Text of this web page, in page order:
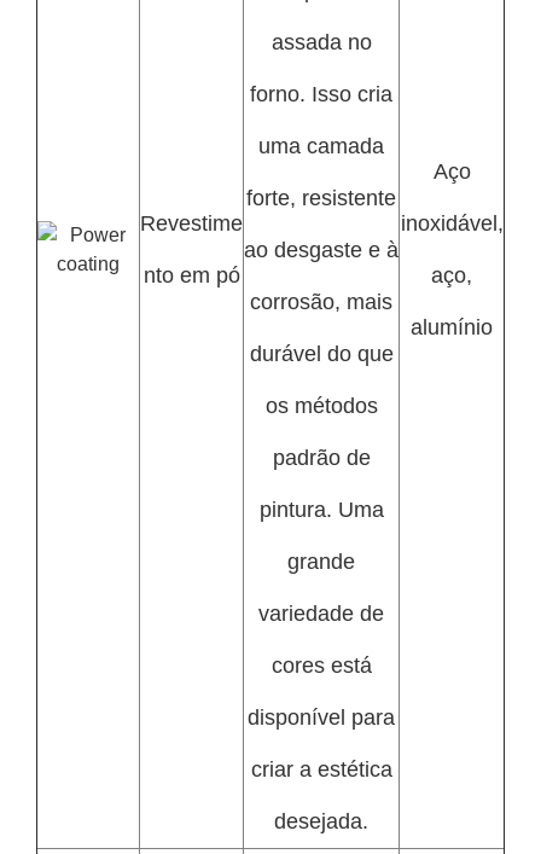
Revestime
nto em pó
assada no
forno. Isso cria
uma camada
forte, resistente
ao desgaste e à
corrosão, mais
durável do que
os métodos
padrão de
pintura. Uma
grande
variedade de
cores está
disponível para
criar a estética
desejada.
Aço
inoxidável,
aço,
alumínio